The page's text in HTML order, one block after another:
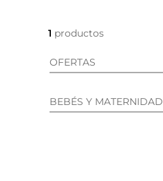
1
OFERTAS
BEBÉS Y MATERNIDAD